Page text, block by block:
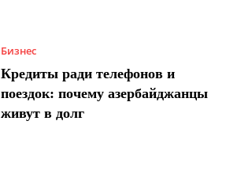
Бизнес
Кредиты ради телефонов и
поездок: почему азербайджанцы
живут в долг